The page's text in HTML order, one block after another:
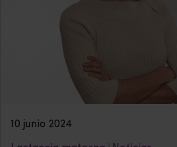
10 junio 2024